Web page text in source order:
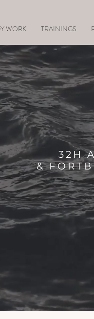
WORK TRAININGS
32H
&